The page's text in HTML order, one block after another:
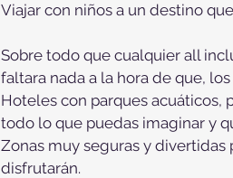
Viajar con niños a un destino
Sobre todo que cualquier all
faltara nada a la hora de que,
Hoteles con parques acuáticos,
todo lo que puedas imaginar y
Zonas muy seguras y divertidas
disfrutarán.